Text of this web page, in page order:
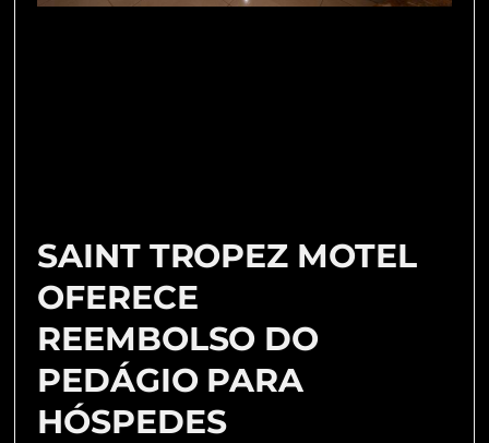
SAINT TROPEZ MOTEL
OFERECE
REEMBOLSO DO
PEDÁGIO PARA
HÓSPEDES